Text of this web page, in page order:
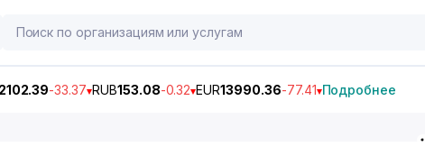
-33.37 RUB153.08-0.32 EUR13990.36-77.41 Подробнее